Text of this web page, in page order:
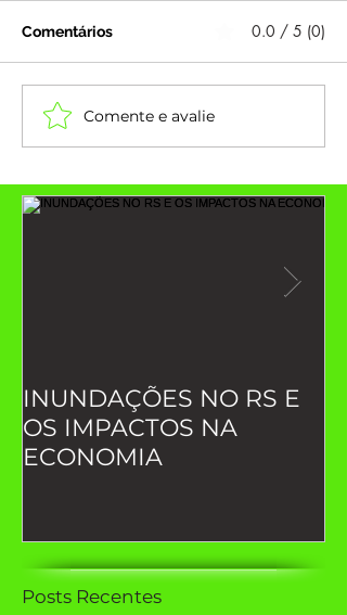
Comentários 0.0 / 5 (0)
Comente e avalie
INUNDAÇÕES NO RS E
OS IMPACTOS NA
ECONOMIA
Posts Recentes